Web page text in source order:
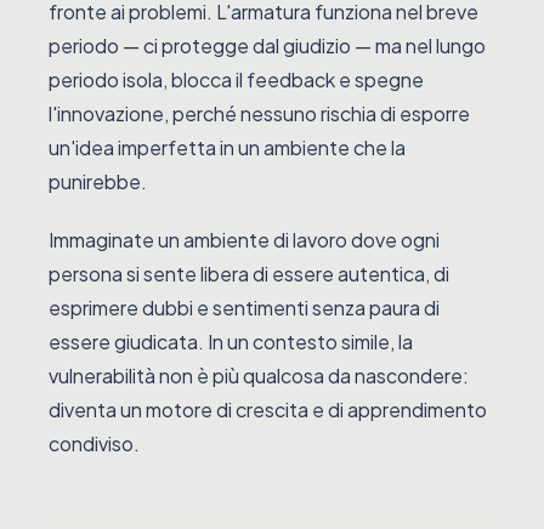
fronte ai problemi. L'armatura funziona nel breve
periodo — ci protegge dal giudizio — ma nel lungo
periodo isola, blocca il feedback e spegne
l'innovazione, perché nessuno rischia di esporre
un'idea imperfetta in un ambiente che la
punirebbe.
Immaginate un ambiente di lavoro dove ogni
persona si sente libera di essere autentica, di
esprimere dubbi e sentimenti senza paura di
essere giudicata. In un contesto simile, la
vulnerabilità non è più qualcosa da nascondere:
diventa un motore di crescita e di apprendimento
condiviso.